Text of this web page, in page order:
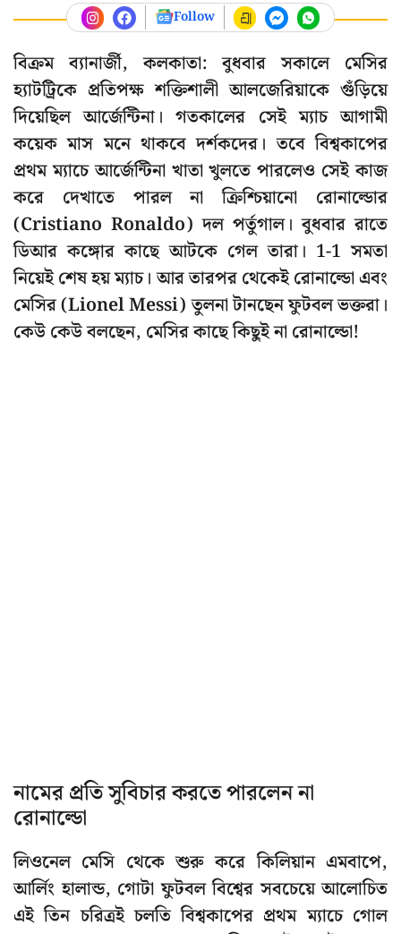
Follow
বিক্রম ব্যানার্জী, কলকাতা: বুধবার সকালে মেসির
হ্যাটট্রিকে প্রতিপক্ষ শক্তিশালী আলজেরিয়াকে গুঁড়িয়ে
দিয়েছিল আর্জেন্টিনা। গতকালের সেই ম্যাচ আগামী
কয়েক মাস মনে থাকবে দর্শকদের। তবে বিশ্বকাপের
প্রথম ম্যাচে আর্জেন্টিনা খাতা খুলতে পারলেও সেই কাজ
করে দেখাতে পারল না ক্রিশ্চিয়ানো রোনাল্ডোর
(Cristiano Ronaldo) দল পর্তুগাল। বুধবার রাতে
ডিআর কঙ্গোর কাছে আটকে গেল তারা। 1-1 সমতা
নিয়েই শেষ হয় ম্যাচ। আর তারপর থেকেই রোনাল্ডো এবং
মেসির (Lionel Messi) তুলনা টানছেন ফুটবল ভক্তরা।
কেউ কেউ বলছেন, মেসির কাছে কিছুই না রোনাল্ডো!
নামের প্রতি সুবিচার করতে পারলেন না
রোনাল্ডো
লিওনেল মেসি থেকে শুরু করে কিলিয়ান এমবাপে,
আর্লিং হালান্ড, গোটা ফুটবল বিশ্বের সবচেয়ে আলোচিত
এই তিন চরিত্রই চলতি বিশ্বকাপের প্রথম ম্যাচে গোল